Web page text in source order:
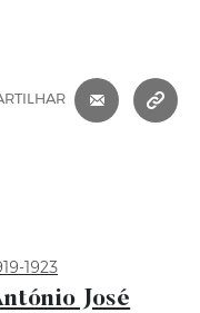
1923
José